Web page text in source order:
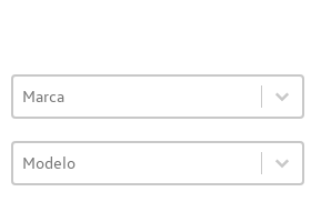
VO Selector de marca
Select content
Select content
VO Selector de modelo
Select content
Select content